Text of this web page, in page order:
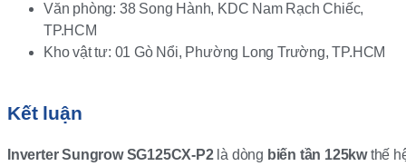
Văn phòng: 38 Song Hành, KDC Nam Rạch Chiếc,
TP.HCM
Kho vật tư: 01 Gò Nổi, Phường Long Trường, TP.HCM
Kết luận
Inverter Sungrow SG125CX-P2là dòng biến tần 125kwthế